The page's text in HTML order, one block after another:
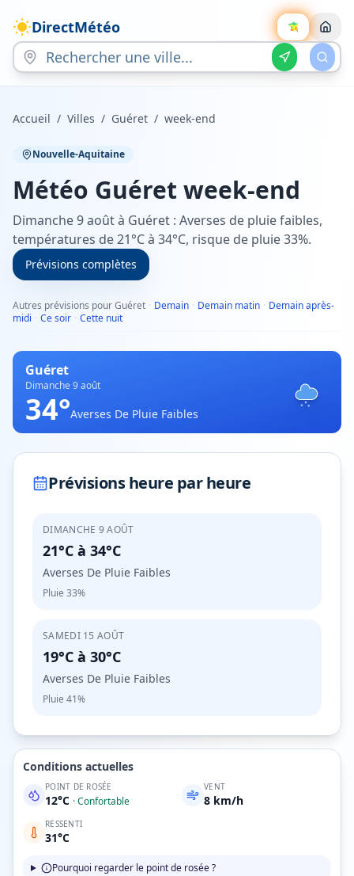
DirectMétéo
Accueil / Villes / Guéret / week-end
Nouvelle-Aquitaine
Météo Guéret week-end
Dimanche 9 août à Guéret : Averses de pluie faibles,
températures de 21°C à 34°C, risque de pluie 33%.
Prévisions complètes
Autres prévisions pour Guéret · Demain · Demain matin · Demain après-
midi · Ce soir · Cette nuit
Guéret
Dimanche 9 août
34°Averses De Pluie Faibles
Prévisions heure par heure
DIMANCHE 9 AOÛT
21°C à 34°C
Averses De Pluie Faibles
Pluie 33%
SAMEDI 15 AOÛT
19°C à 30°C
Averses De Pluie Faibles
Pluie 41%
Conditions actuelles
POINT DE ROSÉE
12°C ·Confortable
VENT
8 km/h
RESSENTI
31°C
Pourquoi regarder le point de rosée ?